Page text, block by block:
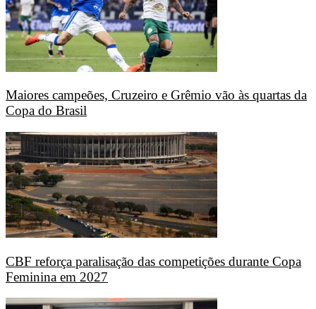
Maiores campeões, Cruzeiro e Grêmio vão às quartas da
Copa do Brasil
CBF reforça paralisação das competições durante Copa
Feminina em 2027